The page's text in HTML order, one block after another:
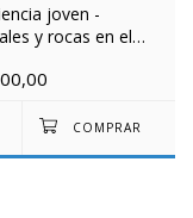
joven -
y rocas en el